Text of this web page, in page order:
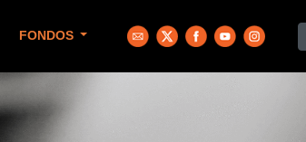
FONDOS